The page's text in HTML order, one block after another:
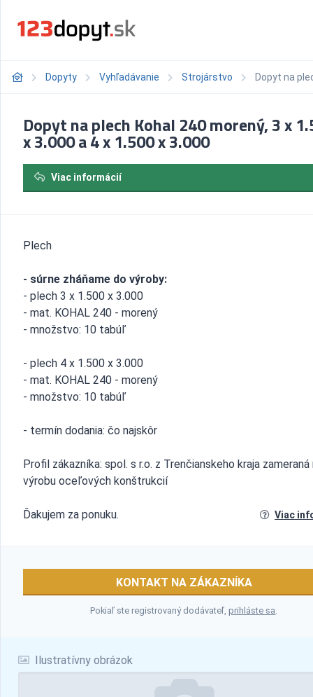
Dopyty Vyhľadávanie Strojárstvo Dopyt na
Ilustratívny obrázok
Dopyt na plech Kohal 240 morený, 3 x
x 3.000 a 4 x 1.500 x 3.000
Viac informácií
Plech
- súrne zháňame do výroby:
- plech 3 x 1.500 x 3.000
- mat. KOHAL 240 - morený
- množstvo: 10 tabúľ
- plech 4 x 1.500 x 3.000
- mat. KOHAL 240 - morený
- množstvo: 10 tabúľ
- termín dodania: čo najskôr
Profil zákazníka: spol. s r.o. z Trenčianskeho kraja zameraná
výrobu oceľových konštrukcií
Ďakujem za ponuku. Viac
KONTAKT NA ZÁKAZNÍKA
Pokiaľ ste registrovaný dodávateľ,prihláste sa.